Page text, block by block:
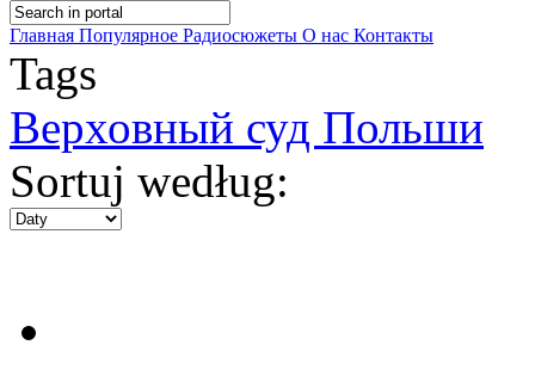
Главная Популярное Радиосюжеты О нас Контакты
Tags
Верховный суд Польши
Sortuj według: